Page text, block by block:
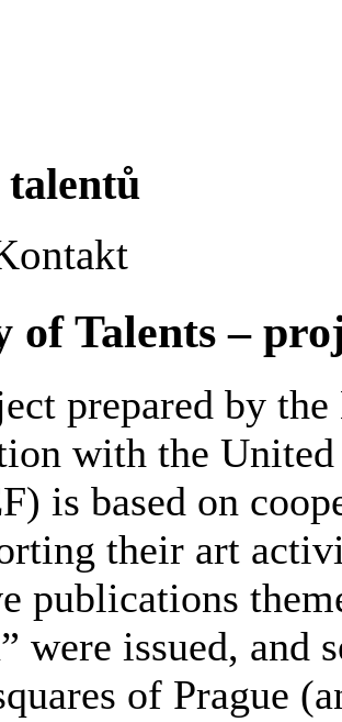
of Talents –
prepared by
with the
is based on
their art
publications
were issued, and
of Prague